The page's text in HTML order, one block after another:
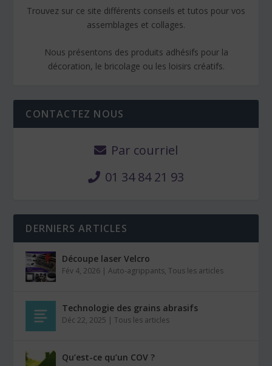
Trouvez sur ce site différents conseils et tutos pour vos
assemblages et collages.
Nous présentons des produits adhésifs pour la
décoration, le bricolage ou les loisirs créatifs.
CONTACTEZ NOUS
Par courriel
01 34 84 21 93
DERNIERS ARTICLES
Découpe laser Velcro
Fév 4, 2026 |Auto-agrippants,Tous les articles
Technologie des grains abrasifs
Déc 22, 2025 |Tous les articles
Qu’est-ce qu’un COV ?